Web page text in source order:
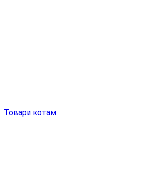
Товари котам